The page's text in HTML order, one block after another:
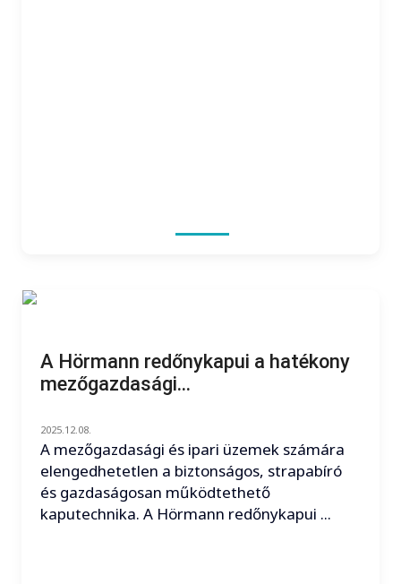
A Hörmann redőnykapui a hatékony
mezőgazdasági...
2025.12.08.
A mezőgazdasági és ipari üzemek számára
elengedhetetlen a biztonságos, strapabíró
és gazdaságosan működtethető
kaputechnika. A Hörmann redőnykapui ...